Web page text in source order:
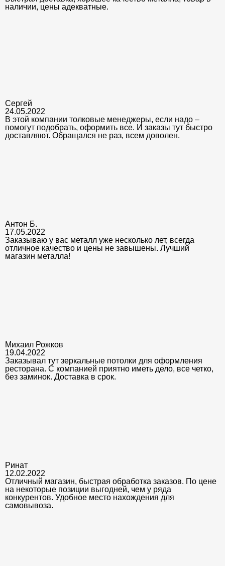
наличии, цены адекватные.
Сергей
24.05.2022
В этой компании толковые менеджеры, если надо –
помогут подобрать, оформить все. И заказы тут быстро
доставляют. Обращался не раз, всем доволен.
Антон Б.
17.05.2022
Заказываю у вас металл уже несколько лет, всегда
отличное качество и цены не завышены. Лучший
магазин металла!
Михаил Рожков
19.04.2022
Заказывал тут зеркальные потолки для оформления
ресторана. С компанией приятно иметь дело, все четко,
без заминок. Доставка в срок.
Ринат
12.02.2022
Отличный магазин, быстрая обработка заказов. По цене
на некоторые позиции выгодней, чем у ряда
конкурентов. Удобное место нахождения для
самовывоза.